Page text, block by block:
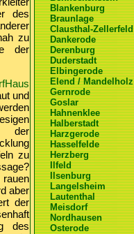
des
zu
der
und
der
zu
rauen
aber
der
des
Blankenburg
Braunlage
Clausthal-Zellerfeld
Dankerode
Derenburg
Duderstadt
Elbingerode
Elend / Mandelholz
Gernrode
Goslar
Hahnenklee
Halberstadt
Harzgerode
Hasselfelde
Herzberg
Ilfeld
Ilsenburg
Langelsheim
Lautenthal
Meisdorf
Nordhausen
Osterode